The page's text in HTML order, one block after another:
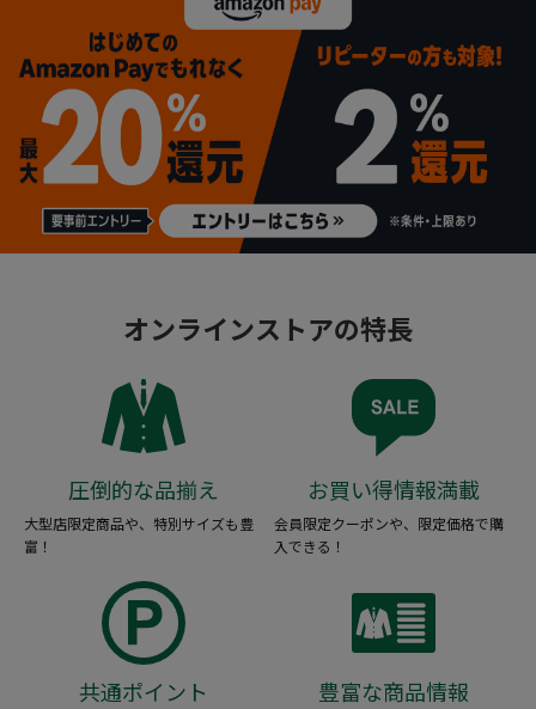
オンラインストアの特長
圧倒的な品揃え
大型店限定商品や、特別サイズも豊
富！
お買い得情報満載
会員限定クーポンや、限定価格で購
入できる！
共通ポイント 豊富な商品情報